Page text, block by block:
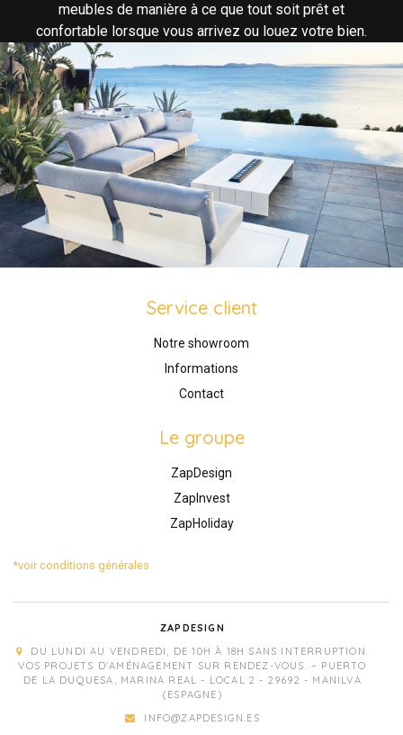
meubles de manière à ce que tout soit prêt et
confortable lorsque vous arrivez ou louez votre bien.
Service client
Notre showroom
Informations
Contact
Le groupe
ZapDesign
ZapInvest
ZapHoliday
*voir conditions générales
ZAPDESIGN
DU LUNDI AU VENDREDI, DE 10H À 18H SANS INTERRUPTION.
VOS PROJETS D'AMÉNAGEMENT SUR RENDEZ-VOUS. – PUERTO
DE LA DUQUESA, MARINA REAL - LOCAL 2 - 29692 - MANILVA
(ESPAGNE)
INFO@ZAPDESIGN.ES